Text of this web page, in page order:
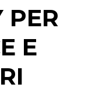
PER
E